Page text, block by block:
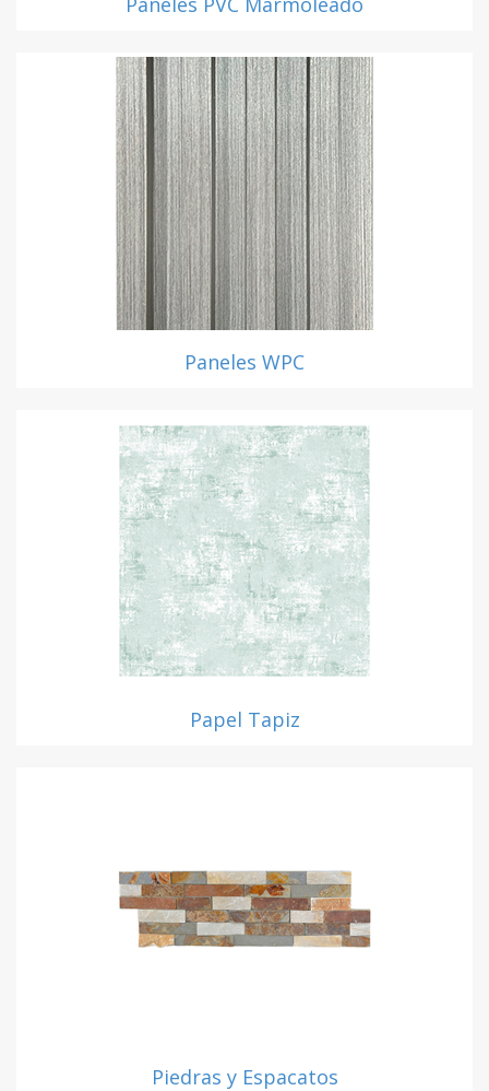
Paneles WPC
Papel Tapiz
Piedras y Espacatos